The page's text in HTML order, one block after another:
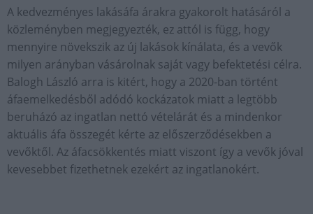
A kedvezményes lakásáfa árakra gyakorolt hatásáról a
közleményben megjegyezték, ez attól is függ, hogy
mennyire növekszik az új lakások kínálata, és a vevők
milyen arányban vásárolnak saját vagy befektetési célra.
Balogh László arra is kitért, hogy a 2020-ban történt
áfaemelkedésből adódó kockázatok miatt a legtöbb
beruházó az ingatlan nettó vételárát és a mindenkor
aktuális áfa összegét kérte az előszerződésekben a
vevőktől. Az áfacsökkentés miatt viszont így a vevők jóval
kevesebbet fizethetnek ezekért az ingatlanokért.